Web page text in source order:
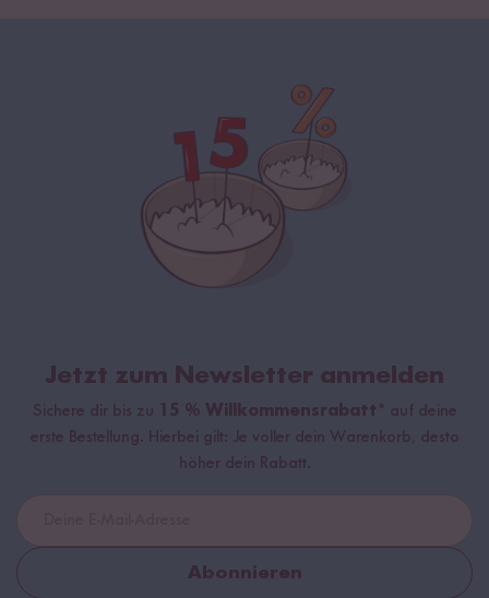
Jetzt zum Newsletter anmelden
Sichere dir bis zu 15 % Willkommensrabatt* auf deine
erste Bestellung. Hierbei gilt: Je voller dein Warenkorb, desto
höher dein Rabatt.
Abonnieren